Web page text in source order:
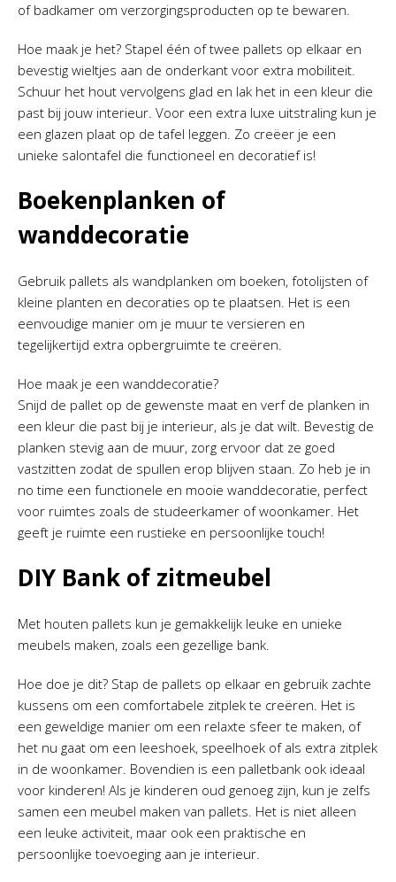
of badkamer om verzorgingsproducten op te bewaren.
Hoe maak je het? Stapel één of twee pallets op elkaar en
bevestig wieltjes aan de onderkant voor extra mobiliteit.
Schuur het hout vervolgens glad en lak het in een kleur die
past bij jouw interieur. Voor een extra luxe uitstraling kun je
een glazen plaat op de tafel leggen. Zo creëer je een
unieke salontafel die functioneel en decoratief is!
Boekenplanken of
wanddecoratie
Gebruik pallets als wandplanken om boeken, fotolijsten of
kleine planten en decoraties op te plaatsen. Het is een
eenvoudige manier om je muur te versieren en
tegelijkertijd extra opbergruimte te creëren.
Hoe maak je een wanddecoratie?
Snijd de pallet op de gewenste maat en verf de planken in
een kleur die past bij je interieur, als je dat wilt. Bevestig de
planken stevig aan de muur, zorg ervoor dat ze goed
vastzitten zodat de spullen erop blijven staan. Zo heb je in
no time een functionele en mooie wanddecoratie, perfect
voor ruimtes zoals de studeerkamer of woonkamer. Het
geeft je ruimte een rustieke en persoonlijke touch!
DIY Bank of zitmeubel
Met houten pallets kun je gemakkelijk leuke en unieke
meubels maken, zoals een gezellige bank.
Hoe doe je dit? Stap de pallets op elkaar en gebruik zachte
kussens om een comfortabele zitplek te creëren. Het is
een geweldige manier om een relaxte sfeer te maken, of
het nu gaat om een leeshoek, speelhoek of als extra zitplek
in de woonkamer. Bovendien is een palletbank ook ideaal
voor kinderen! Als je kinderen oud genoeg zijn, kun je zelfs
samen een meubel maken van pallets. Het is niet alleen
een leuke activiteit, maar ook een praktische en
persoonlijke toevoeging aan je interieur.